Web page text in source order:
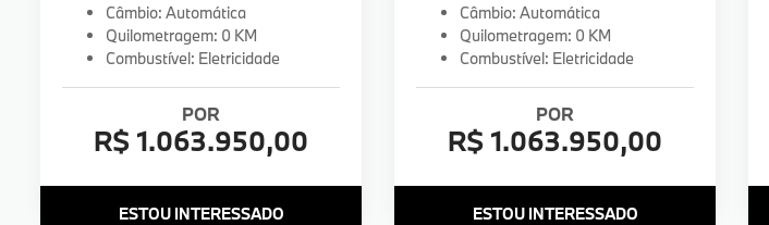
Câmbio: Automática
Quilometragem: 0 KM
Combustível: Eletricidade
POR
R$ 1.063.950,00
ESTOU INTERESSADO
Câmbio: Automática
Quilometragem: 0 KM
Combustível: Eletricidade
POR
R$ 1.063.950,00
ESTOU INTERESSADO